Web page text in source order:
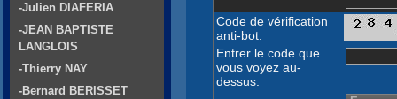
Code de vérification
anti-bot:
Entrer le code que
vous voyez au-
dessus:
-Julien DIAFERIA
-JEAN BAPTISTE
LANGLOIS
-Thierry NAY
-Bernard BERISSET